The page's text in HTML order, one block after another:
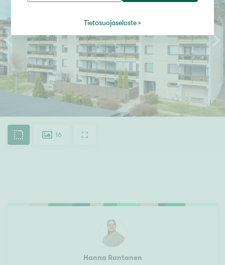
16
Hanna Rantanen
Tietosuojaseloste